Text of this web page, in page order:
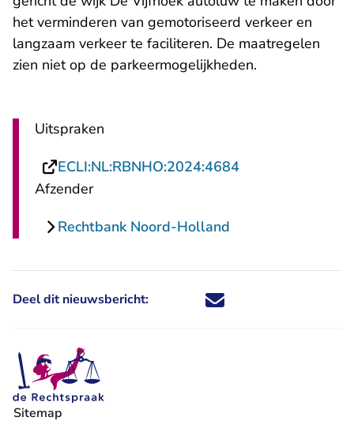
het verminderen van gemotoriseerd verkeer en
langzaam verkeer te faciliteren. De maatregelen
zien niet op de parkeermogelijkheden.
Uitspraken
ECLI:NL:RBNHO:2024:4684- U verlaat
Afzender
Rechtbank Noord-Holland
Deel dit nieuwsbericht: Deel dit nieuwsbericht via X -
Deel dit nieuwsbericht via
Deel dit nieuwsbericht
Deel dit
Sitemap